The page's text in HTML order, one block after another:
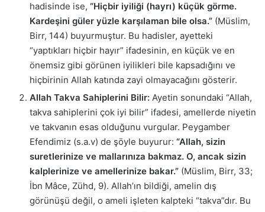
hadisinde ise, “Hiçbir iyiliği (hayrı) küçük görme.
Kardeşini güler yüzle karşılaman bile olsa.” (Müslim,
Birr, 144) buyurmuştur. Bu hadisler, ayetteki
“yaptıkları hiçbir hayır” ifadesinin, en küçük ve en
önemsiz gibi görünen iyilikleri bile kapsadığını ve
hiçbirinin Allah katında zayi olmayacağını gösterir.
Allah Takva Sahiplerini Bilir: Ayetin sonundaki “Allah,
takva sahiplerini çok iyi bilir” ifadesi, amellerde niyetin
ve takvanın esas olduğunu vurgular. Peygamber
Efendimiz (s.a.v) de şöyle buyurur: “Allah, sizin
suretlerinize ve mallarınıza bakmaz. O, ancak sizin
kalplerinize ve amellerinize bakar.” (Müslim, Birr, 33;
İbn Mâce, Zühd, 9). Allah’ın bildiği, amelin dış
görünüşü değil, o ameli işleten kalpteki “takva”dır. Bu